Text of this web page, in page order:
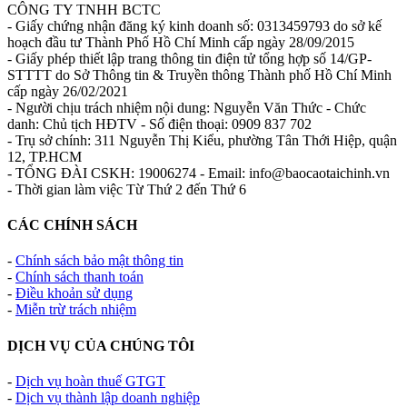
CÔNG TY TNHH BCTC
- Giấy chứng nhận đăng ký kinh doanh số: 0313459793 do sở kế
hoạch đầu tư Thành Phố Hồ Chí Minh cấp ngày 28/09/2015
- Giấy phép thiết lập trang thông tin điện tử tổng hợp số 14/GP-
STTTT do Sở Thông tin & Truyền thông Thành phố Hồ Chí Minh
cấp ngày 26/02/2021
- Người chịu trách nhiệm nội dung: Nguyễn Văn Thức - Chức
danh: Chủ tịch HĐTV - Số điện thoại: 0909 837 702
- Trụ sở chính: 311 Nguyễn Thị Kiểu, phường Tân Thới Hiệp, quận
12, TP.HCM
- TỔNG ĐÀI CSKH: 19006274 - Email: info@baocaotaichinh.vn
- Thời gian làm việc Từ Thứ 2 đến Thứ 6
CÁC CHÍNH SÁCH
- Chính sách bảo mật thông tin
- Chính sách thanh toán
- Điều khoản sử dụng
- Miễn trừ trách nhiệm
DỊCH VỤ CỦA CHÚNG TÔI
- Dịch vụ hoàn thuế GTGT
- Dịch vụ thành lập doanh nghiệp